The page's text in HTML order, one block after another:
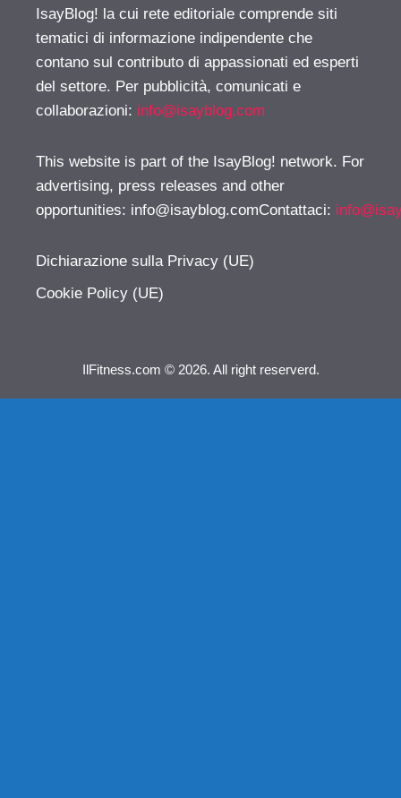
IsayBlog! la cui rete editoriale comprende siti
tematici di informazione indipendente che
contano sul contributo di appassionati ed esperti
del settore. Per pubblicità, comunicati e
collaborazioni: info@isayblog.com
This website is part of the IsayBlog! network. For
advertising, press releases and other
opportunities: info@isayblog.comContattaci:
Dichiarazione sulla Privacy (UE)
Cookie Policy (UE)
IlFitness.com © 2026. All right reserverd.